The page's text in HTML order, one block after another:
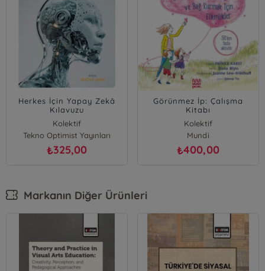
Herkes İçin Yapay Zekâ
Kılavuzu
Kolektif
Tekno Optimist Yayınları
₺325,00
Görünmez İp: Çalışma
Kitabı
Kolektif
Dana Wyss
Patrice Karst
Mundi
₺400,00
Markanın Diğer Ürünleri